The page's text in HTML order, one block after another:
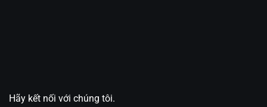
Hãy kết nối với chúng tôi.